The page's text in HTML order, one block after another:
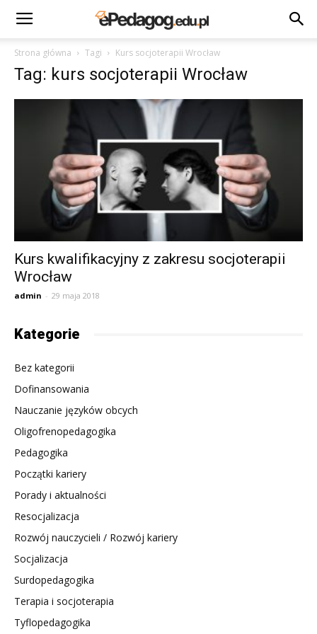
Strona główna Tagi Kurs socjoterapii Wrocław
Tag: kurs socjoterapii Wrocław
Kurs kwalifikacyjny z zakresu socjoterapii
Wrocław
admin - 29 maja 2018
Kategorie
Bez kategorii
Dofinansowania
Nauczanie języków obcych
Oligofrenopedagogika
Pedagogika
Początki kariery
Porady i aktualności
Resocjalizacja
Rozwój nauczycieli / Rozwój kariery
Socjalizacja
Surdopedagogika
Terapia i socjoterapia
Tyflopedagogika